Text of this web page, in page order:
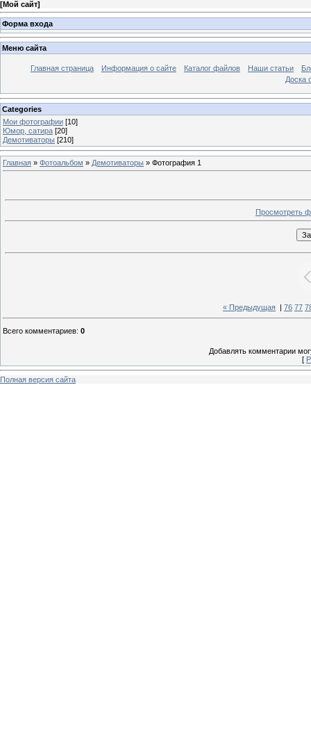
[Мой сайт]
Форма входа
Меню сайта
Главная страница Информация о сайте Каталог файлов Наши статьи
Доска
Categories
Мои фотографии [10]
Юмор, сатира [20]
Демотиваторы [210]
Главная » Фотоальбом » Демотиваторы » Фотография 1
Просмотреть
« Предыдущая 76 77
Всего комментариев: 0
Добавлять комментарии
[
Полная версия сайта